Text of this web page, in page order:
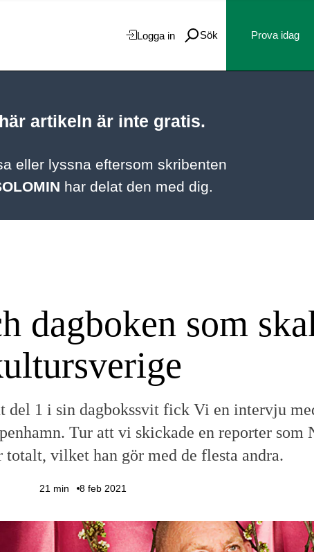
Logga in Sök Prova idag
artikeln är inte gratis.
eller lyssna eftersom skribenten
har delat den med dig.
dagboken som
del 1 i sin dagbokssvit fick Vi en intervju
Tur att vi skickade en reporter som
vilket han gör med de flesta andra.
21 min 8 feb 2021